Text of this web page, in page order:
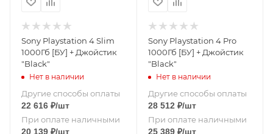
Sony Playstation 4 Slim
1000Гб [БУ] + Джойстик
"Black"
Нет в наличии
Другие способы оплаты
22 616 ₽/шт
При оплате наличными
20 139 ₽/шт
Sony Playstation 4 Pro
1000Гб [БУ] + Джойстик
"Black"
Нет в наличии
Другие способы оплаты
28 512 ₽/шт
При оплате наличными
25 389₽/шт